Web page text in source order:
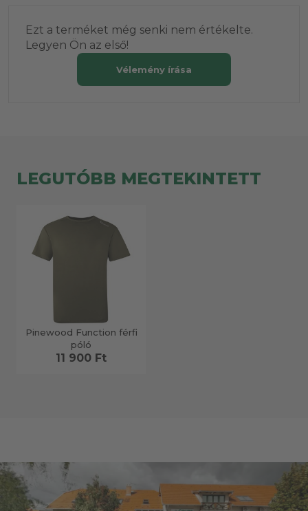
Ezt a terméket még senki nem értékelte.
Legyen Ön az első!
Vélemény írása
LEGUTÓBB MEGTEKINTETT
Pinewood Function férfi
póló
11 900 Ft